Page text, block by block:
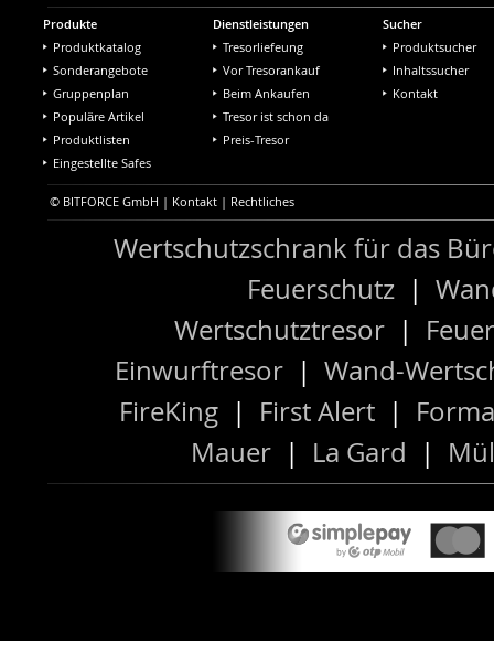
Produkte
Produktkatalog
Sonderangebote
Gruppenplan
Populäre Artikel
Produktlisten
Eingestellte Safes
Dienstleistungen
Tresorliefeung
Vor Tresorankauf
Beim Ankaufen
Tresor ist schon da
Preis-Tresor
Sucher
Produktsucher
Inhaltssucher
Kontakt
© BITFORCE GmbH | Kontakt | Rechtliches
Wertschutzschrank für das
Feuerschutz |
Wertschutztresor|
Einwurftresor| Wand-
FireKing | First Alert |
Mauer | La Gard |